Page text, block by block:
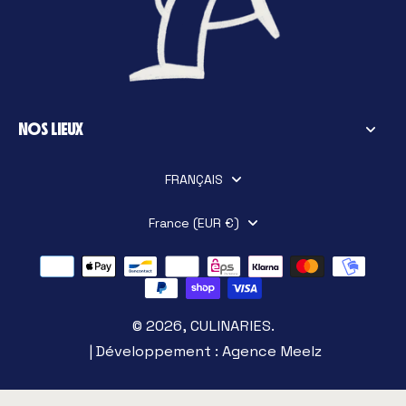
bon bordeaux se boit à petites gorgées, sans
précipitation, en le savourant.
NOS LIEUX
FRANÇAIS
France (EUR €)
© 2026, CULINARIES.
| Développement : Agence Meelz